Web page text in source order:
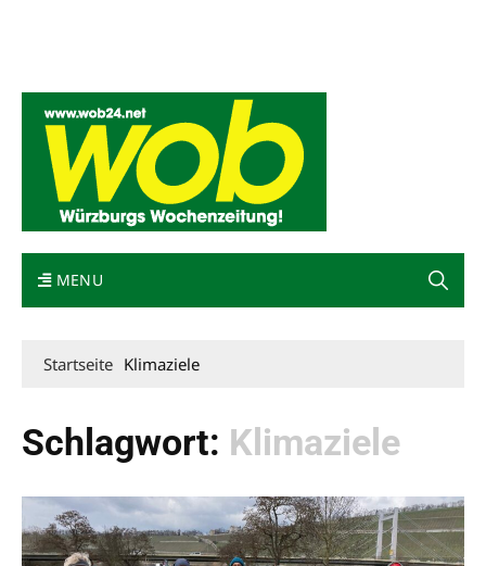
MENU
Startseite Klimaziele
Schlagwort: Klimaziele